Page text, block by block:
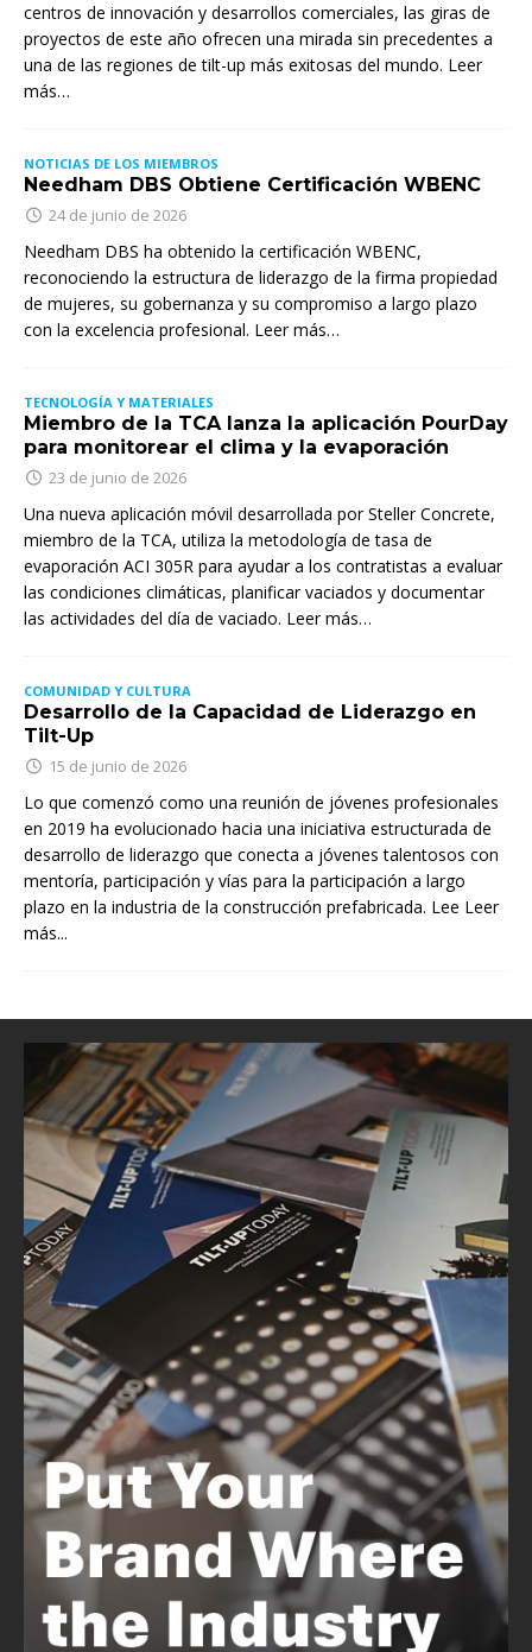
centros de innovación y desarrollos comerciales, las giras de
proyectos de este año ofrecen una mirada sin precedentes a
una de las regiones de tilt-up más exitosas del mundo. Leer
más…
NOTICIAS DE LOS MIEMBROS
Needham DBS Obtiene Certificación WBENC
24 de junio de 2026
Needham DBS ha obtenido la certificación WBENC,
reconociendo la estructura de liderazgo de la firma propiedad
de mujeres, su gobernanza y su compromiso a largo plazo
con la excelencia profesional. Leer más…
TECNOLOGÍA Y MATERIALES
Miembro de la TCA lanza la aplicación PourDay
para monitorear el clima y la evaporación
23 de junio de 2026
Una nueva aplicación móvil desarrollada por Steller Concrete,
miembro de la TCA, utiliza la metodología de tasa de
evaporación ACI 305R para ayudar a los contratistas a evaluar
las condiciones climáticas, planificar vaciados y documentar
las actividades del día de vaciado. Leer más…
COMUNIDAD Y CULTURA
Desarrollo de la Capacidad de Liderazgo en
Tilt-Up
15 de junio de 2026
Lo que comenzó como una reunión de jóvenes profesionales
en 2019 ha evolucionado hacia una iniciativa estructurada de
desarrollo de liderazgo que conecta a jóvenes talentosos con
mentoría, participación y vías para la participación a largo
plazo en la industria de la construcción prefabricada. Lee Leer
más...